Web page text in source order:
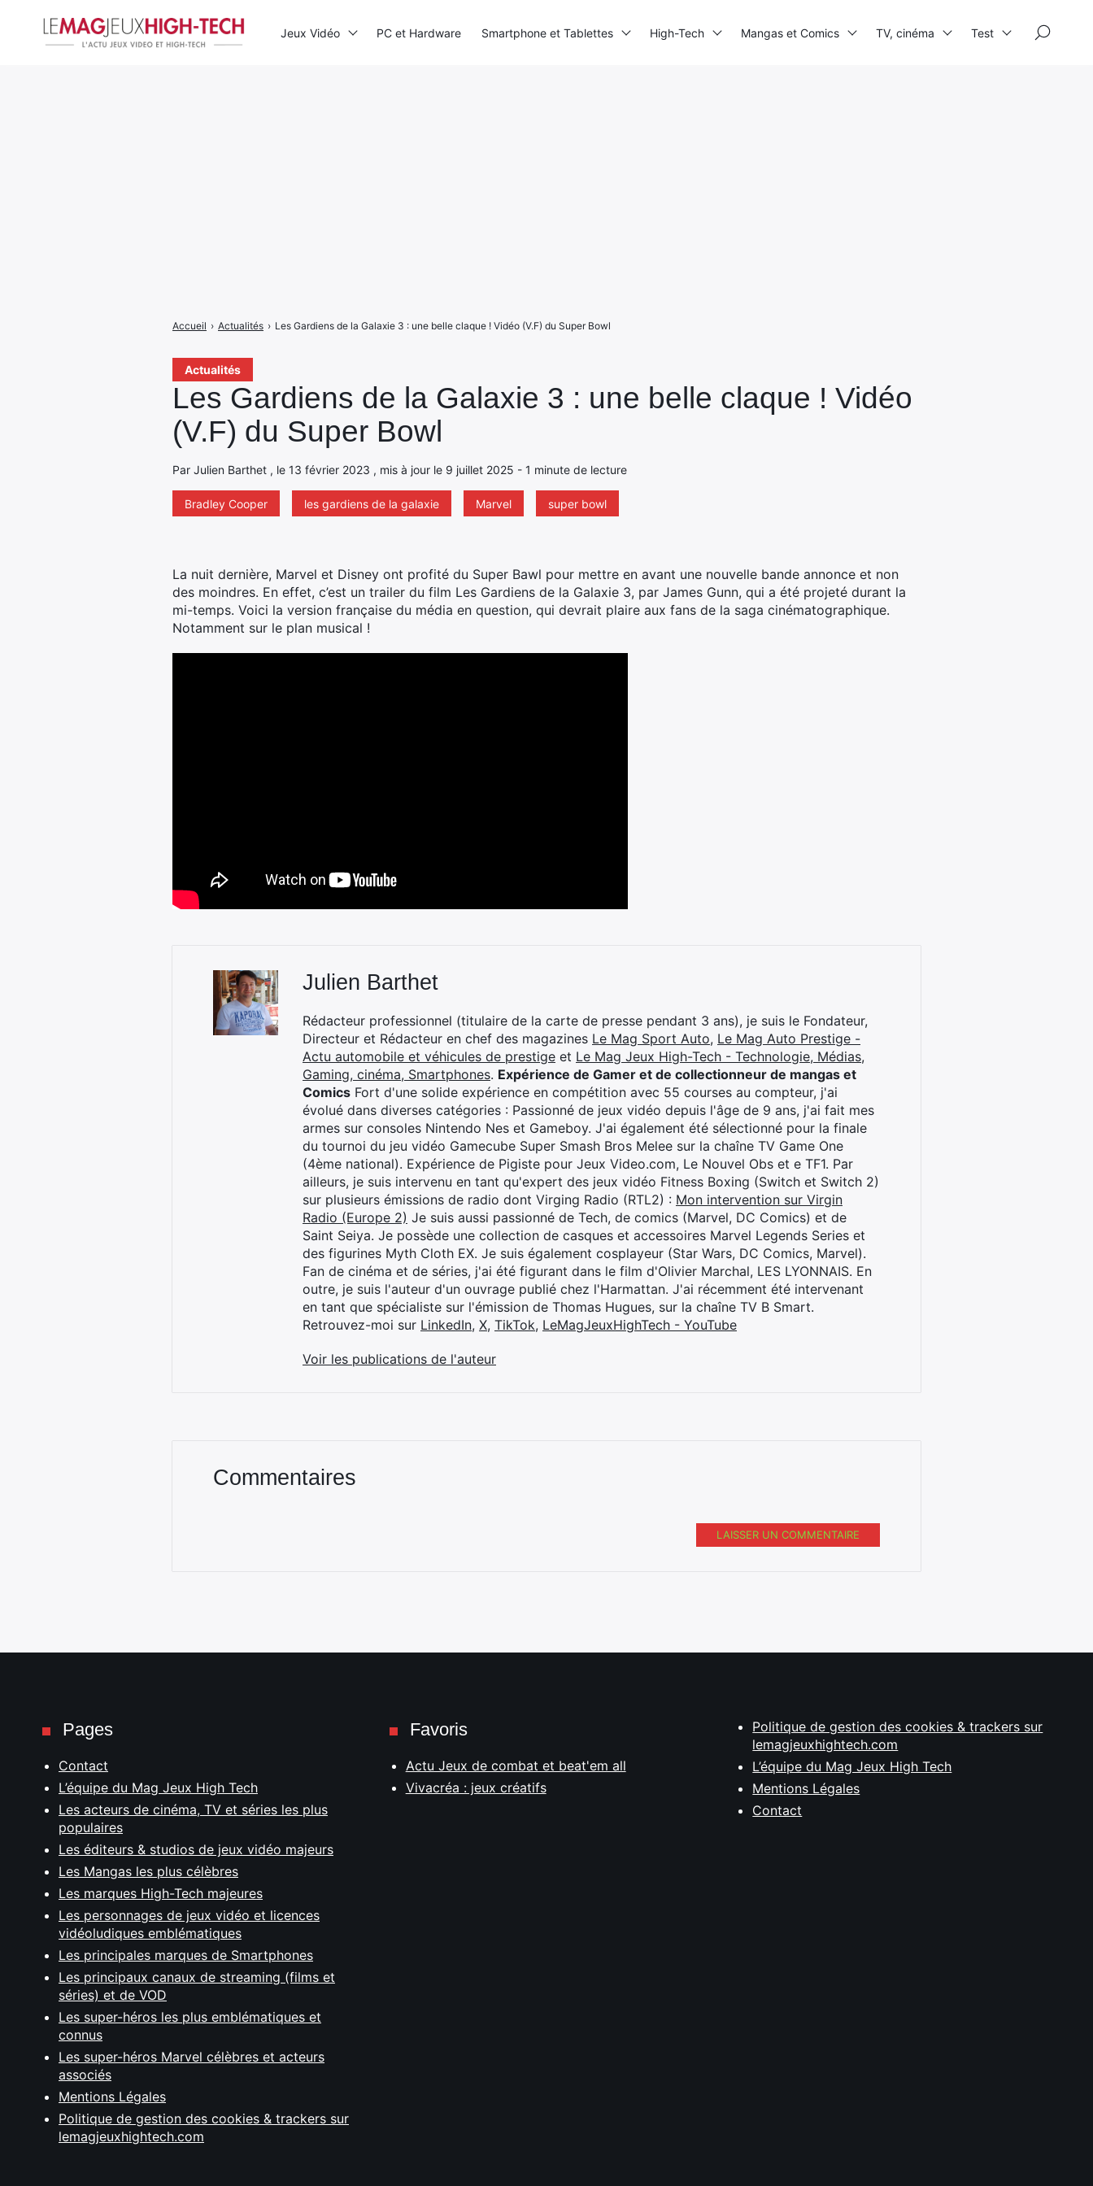
Actualités
Les Gardiens de la Galaxie 3 : une belle claque ! Vidéo
(V.F) du Super Bowl
Par Julien Barthet , le 13 février 2023 , mis à jour le 9 juillet 2025 - 1 minute de lecture
Bradley Cooper les gardiens de la galaxie Marvel super bowl
Accueil › Actualités › Les Gardiens de la Galaxie 3 : une belle claque ! Vidéo (V.F) du Super Bowl
La nuit dernière, Marvel et Disney ont profité du Super Bawl pour mettre en avant une nouvelle bande annonce et non
des moindres. En effet, c’est un trailer du film Les Gardiens de la Galaxie 3, par James Gunn, qui a été projeté durant la
mi-temps. Voici la version française du média en question, qui devrait plaire aux fans de la saga cinématographique.
Notamment sur le plan musical !
Julien Barthet
Rédacteur professionnel (titulaire de la carte de presse pendant 3 ans), je suis le Fondateur,
Directeur et Rédacteur en chef des magazines Le Mag Sport Auto, Le Mag Auto Prestige -
Actu automobile et véhicules de prestige et Le Mag Jeux High-Tech - Technologie, Médias,
Gaming, cinéma, Smartphones. Expérience de Gamer et de collectionneur de mangas et
Comics Fort d'une solide expérience en compétition avec 55 courses au compteur, j'ai
évolué dans diverses catégories : Passionné de jeux vidéo depuis l'âge de 9 ans, j'ai fait mes
armes sur consoles Nintendo Nes et Gameboy. J'ai également été sélectionné pour la finale
du tournoi du jeu vidéo Gamecube Super Smash Bros Melee sur la chaîne TV Game One
(4ème national). Expérience de Pigiste pour Jeux Video.com, Le Nouvel Obs et e TF1. Par
ailleurs, je suis intervenu en tant qu'expert des jeux vidéo Fitness Boxing (Switch et Switch 2)
sur plusieurs émissions de radio dont Virging Radio (RTL2) : Mon intervention sur Virgin
Radio (Europe 2) Je suis aussi passionné de Tech, de comics (Marvel, DC Comics) et de
Saint Seiya. Je possède une collection de casques et accessoires Marvel Legends Series et
des figurines Myth Cloth EX. Je suis également cosplayeur (Star Wars, DC Comics, Marvel).
Fan de cinéma et de séries, j'ai été figurant dans le film d'Olivier Marchal, LES LYONNAIS. En
outre, je suis l'auteur d'un ouvrage publié chez l'Harmattan. J'ai récemment été intervenant
en tant que spécialiste sur l'émission de Thomas Hugues, sur la chaîne TV B Smart.
Retrouvez-moi sur LinkedIn, X, TikTok, LeMagJeuxHighTech - YouTube
Voir les publications de l'auteur
Commentaires
LAISSER UN COMMENTAIRE
Jeux Vidéo PC et Hardware Smartphone et Tablettes High-Tech Mangas et Comics TV, cinéma Test
Pages
Contact
L’équipe du Mag Jeux High Tech
Les acteurs de cinéma, TV et séries les plus
populaires
Les éditeurs & studios de jeux vidéo majeurs
Les Mangas les plus célèbres
Les marques High-Tech majeures
Les personnages de jeux vidéo et licences
vidéoludiques emblématiques
Les principales marques de Smartphones
Les principaux canaux de streaming (films et
séries) et de VOD
Les super-héros les plus emblématiques et
connus
Les super-héros Marvel célèbres et acteurs
associés
Mentions Légales
Politique de gestion des cookies & trackers sur
lemagjeuxhightech.com
Favoris
Actu Jeux de combat et beat'em all
Vivacréa : jeux créatifs
Politique de gestion des cookies & trackers sur
lemagjeuxhightech.com
L’équipe du Mag Jeux High Tech
Mentions Légales
Contact